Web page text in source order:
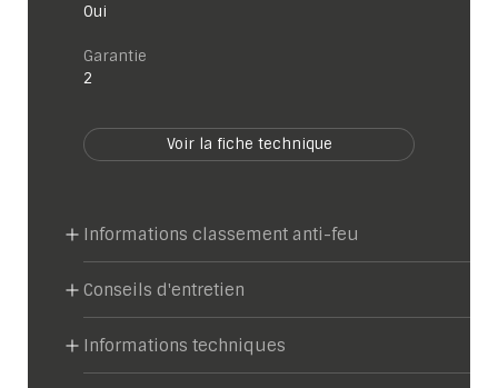
Oui
garantie
2
Voir la fiche technique
Informations classement anti-feu
Conseils d'entretien
Informations techniques